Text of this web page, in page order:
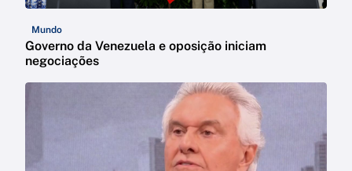
Mundo
Governo da Venezuela e oposição iniciam
negociações